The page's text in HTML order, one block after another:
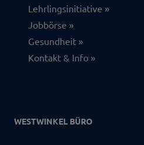
Lehrlingsinitiative
Jobbörse
Gesundheit
Kontakt & Info
WESTWINKEL BÜRO